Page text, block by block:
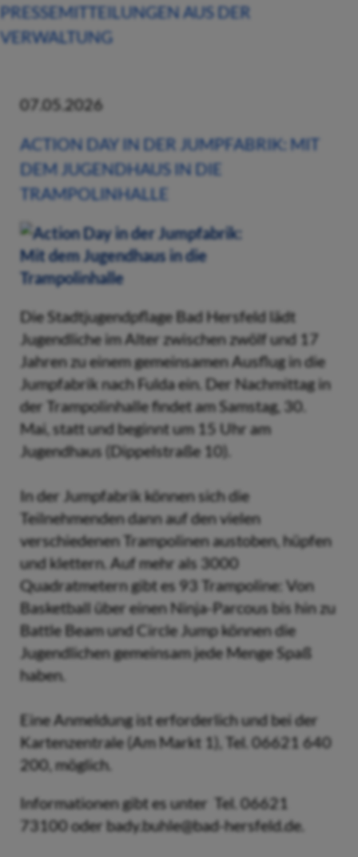
PRESSEMITTEILUNGEN AUS DER
VERWALTUNG
07.05.2026
ACTION DAY IN DER JUMPFABRIK: MIT
DEM JUGENDHAUS IN DIE
TRAMPOLINHALLE
Die Stadtjugendpflage Bad Hersfeld lädt
Jugendliche im Alter zwischen zwölf und 17
Jahren zu einem gemeinsamen Ausflug in die
Jumpfabrik nach Fulda ein. Der Nachmittag in
der Trampolinhalle findet am Samstag, 30.
Mai, statt und beginnt um 15 Uhr am
Jugendhaus (Dippelstraße 10).
In der Jumpfabrik können sich die
Teilnehmenden dann auf den vielen
verschiedenen Trampolinen austoben, hüpfen
und klettern. Auf mehr als 3000
Quadratmetern gibt es 93 Trampoline: Von
Basketball über einen Ninja-Parcous bis hin zu
Battle Beam und Circle Jump können die
Jugendlichen gemeinsam jede Menge Spaß
haben.
Eine Anmeldung ist erforderlich und bei der
Kartenzentrale (Am Markt 1), Tel. 06621 640
200, möglich.
Informationen gibt es unter Tel. 06621
73100 oder bady.buhle@bad-hersfeld.de.